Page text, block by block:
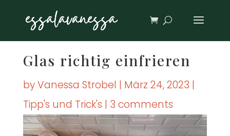
Glas rich­tig ein­frie­ren
byVanessa Strobel | März 24, 2023 |
Tipp's und Trick's | 3 comments